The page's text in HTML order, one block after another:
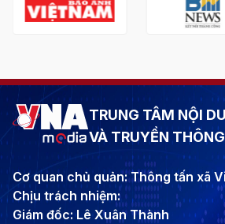
TRUNG TÂM NỘI
VÀ TRUYỀN THÔNG
Cơ quan chủ quản: Thông tấn xã
Chịu trách nhiệm:
Giám đốc: Lê Xuân Thành